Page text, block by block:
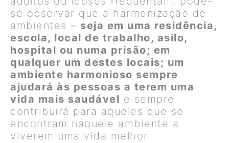
se observar que a harmonização de
ambientes – seja em uma residência,
escola, local de trabalho, asilo,
hospital ou numa prisão; em
qualquer um destes locais; um
ambiente harmonioso sempre
ajudará às pessoas a terem uma
vida mais saudável e sempre
contribuirá para aqueles que se
encontram naquele ambiente a
viverem uma vida melhor.